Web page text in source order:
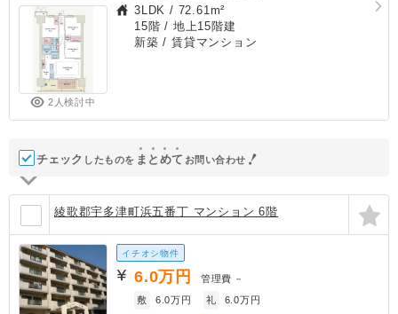
2人検討中
3LDK / 72.61m²
15階 / 地上15階建
新築 / 賃貸マンション
チェック したものを ま と めて お問い合わせ
綾歌郡宇多津町浜五番丁 マンション 6階
イチオシ物件
6.0万円 管理費 －
敷
6.0万円 礼 6.0万円